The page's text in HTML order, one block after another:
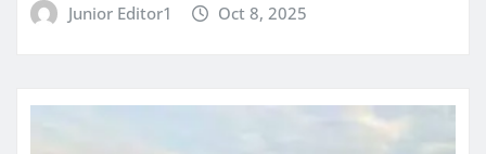
Junior Editor1 Oct 8, 2025